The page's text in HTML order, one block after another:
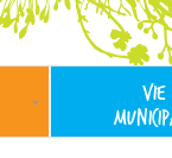
VIE